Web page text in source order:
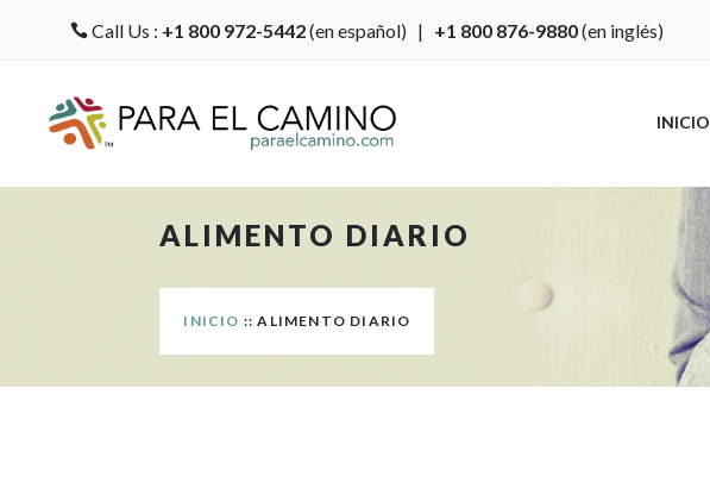
Call Us : +1 800 972-5442(en español) | +1 800 876-9880(en inglés)
INICIO
ALIMENTO DIARIO
INICIO :: ALIMENTO DIARIO